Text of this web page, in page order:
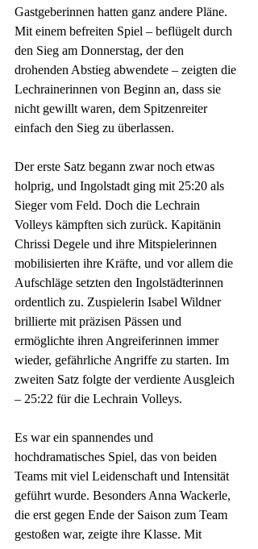
Gastgeberinnen hatten ganz andere Pläne.
Mit einem befreiten Spiel – beflügelt durch
den Sieg am Donnerstag, der den
drohenden Abstieg abwendete – zeigten die
Lechrainerinnen von Beginn an, dass sie
nicht gewillt waren, dem Spitzenreiter
einfach den Sieg zu überlassen.
Der erste Satz begann zwar noch etwas
holprig, und Ingolstadt ging mit 25:20 als
Sieger vom Feld. Doch die Lechrain
Volleys kämpften sich zurück. Kapitänin
Chrissi Degele und ihre Mitspielerinnen
mobilisierten ihre Kräfte, und vor allem die
Aufschläge setzten den Ingolstädterinnen
ordentlich zu. Zuspielerin Isabel Wildner
brillierte mit präzisen Pässen und
ermöglichte ihren Angreiferinnen immer
wieder, gefährliche Angriffe zu starten. Im
zweiten Satz folgte der verdiente Ausgleich
– 25:22 für die Lechrain Volleys.
Es war ein spannendes und
hochdramatisches Spiel, das von beiden
Teams mit viel Leidenschaft und Intensität
geführt wurde. Besonders Anna Wackerle,
die erst gegen Ende der Saison zum Team
gestoßen war, zeigte ihre Klasse. Mit